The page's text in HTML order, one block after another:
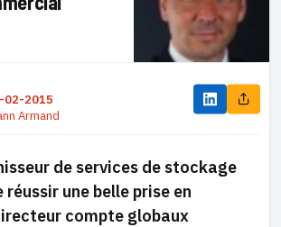
02-2015
Armand
de services de stockage
une belle prise en
compte globaux